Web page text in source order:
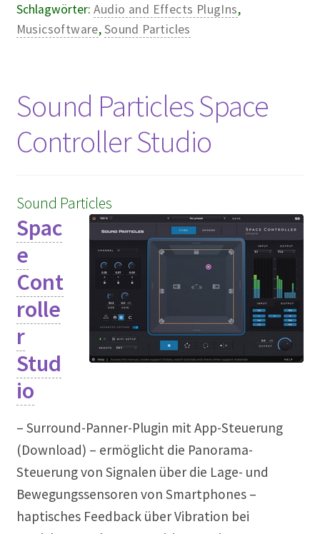
Schlagwörter: Audio and Effects PlugIns,
Musicsoftware,Sound Particles
Sound Particles Space
Controller Studio
Sound Particles
Spac
e
Cont
rolle
r
Stud
io
– Surround-Panner-Plugin mit App-Steuerung
(Download) – ermöglicht die Panorama-
Steuerung von Signalen über die Lage- und
Bewegungssensoren von Smartphones –
haptisches Feedback über Vibration bei